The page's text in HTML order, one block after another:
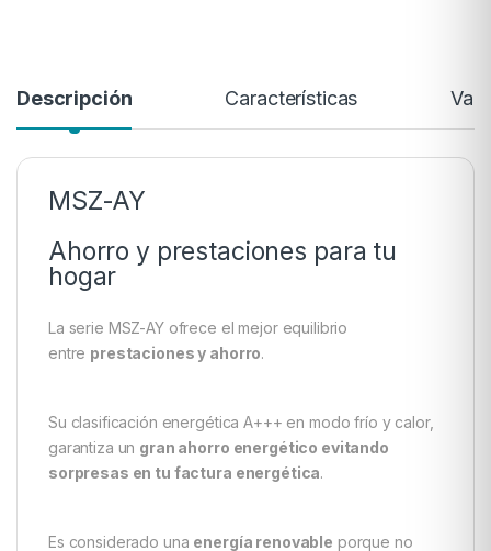
Descripción Características
MSZ-AY
Ahorro y prestaciones para tu
hogar
La serie MSZ-AY ofrece el mejor equilibrio
entre prestaciones y ahorro.
Su clasificación energética A+++ en modo frío y calor,
garantiza un gran ahorro energético evitando
sorpresas en tu factura energética.
Es considerado una energía renovable porque no